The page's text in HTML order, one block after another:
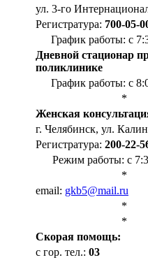
ул. 3-го
Регистратура: 700-05-
График работы: с
Дневной стационар
поликлинике
График работы: с
*
Женская
г. Челябинск, ул.
Регистратура: 200-22-
Режим работы: с
*
email: gkb5@mail.ru
*
*
Cкорая помощь:
с гор. тел.: 03